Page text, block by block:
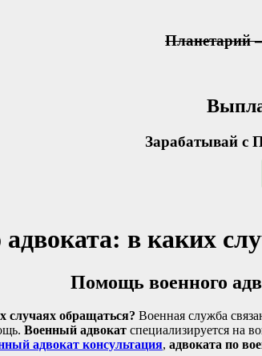
Планетарий
Зарабатывай с
в каких
Помощь военного
случаях обращаться? Военная служба
Военный адвокат специализируется на
адвокат консультация, адвоката по